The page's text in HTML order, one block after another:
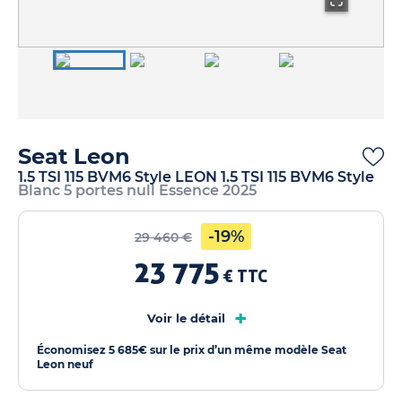
Seat Leon
1.5 TSI 115 BVM6 Style LEON 1.5 TSI 115 BVM6 Style
Blanc 5 portes null Essence 2025
29 460 € -19%
23 775 € TTC
Voir le détail +
Économisez 5 685€ sur le prix d’un même modèle Seat
Leon neuf